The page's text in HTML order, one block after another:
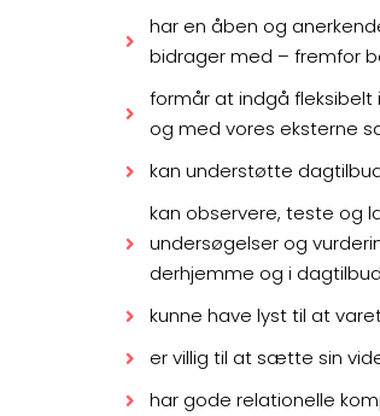
har en åben og
bidrager med – fremfor
formår at indgå
og med vores eksterne
kan understøtte
kan observere, teste og
undersøgelser og
derhjemme og i
kunne have lyst til at
er villig til at sætte sin
har gode relationelle